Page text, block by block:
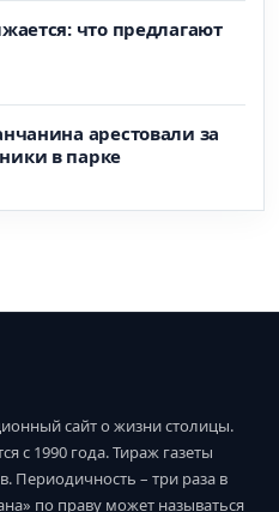
что предлагают
арестовали за
в парке
сайт о жизни столицы.
с 1990 года. Тираж газеты
Периодичность – три раза в
по праву может называться